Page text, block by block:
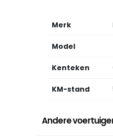
Merk
Model
Kenteken
KM-stand
Andere